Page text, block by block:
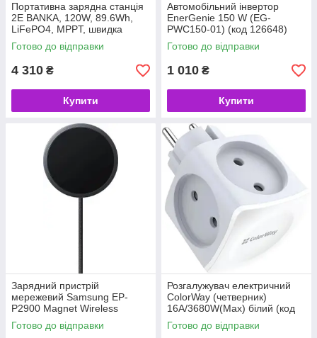
Портативна зарядна станція
2E BANKA, 120W, 89.6Wh,
LiFePO4, MPPT, швидка
зарядка (код 157930)
Готово до відправки
4 310 ₴
Купити
Автомобільний інвертор
EnerGenie 150 W (EG-
PWC150-01) (код 126648)
Готово до відправки
1 010 ₴
Купити
Зарядний пристрій
мережевий Samsung EP-
P2900 Magnet Wireless
Charger 25W Dark Grey (код
157337)
Готово до відправки
Розгалужувач електричний
СolorWay (четверник)
16A/3680W(Max) білий (код
157526)
Готово до відправки